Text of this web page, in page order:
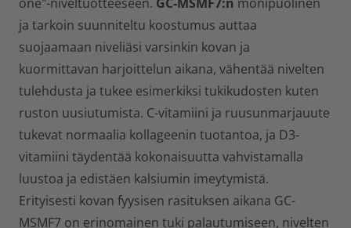
ja tarkoin suunniteltu koostumus auttaa
suojaamaan niveliäsi varsinkin kovan ja
kuormittavan harjoittelun aikana, vähentää nivelten
tulehdusta ja tukee esimerkiksi tukikudosten kuten
ruston uusiutumista. C-vitamiini ja ruusunmarjauute
tukevat normaalia kollageenin tuotantoa, ja D3-
vitamiini täydentää kokonaisuutta vahvistamalla
luustoa ja edistäen kalsiumin imeytymistä.
Erityisesti kovan fyysisen rasituksen aikana GC-
MSMF7 on erinomainen tuki palautumiseen, nivelten